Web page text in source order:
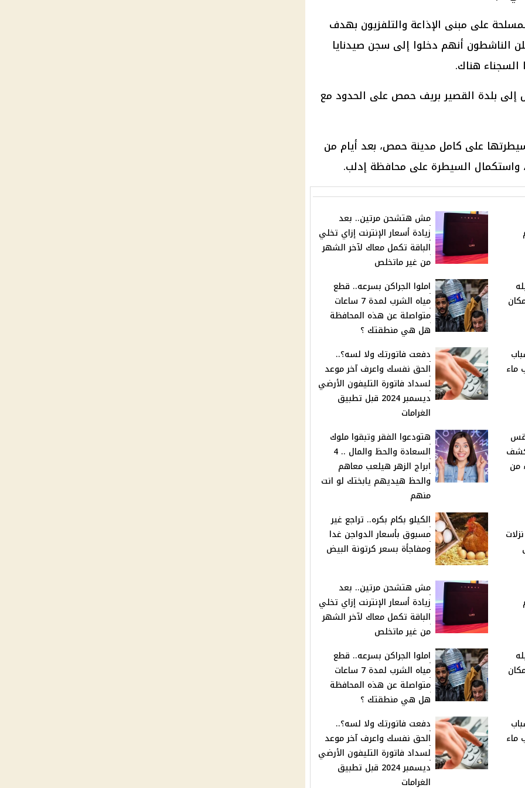
على مبنى الإذاعة والتلفزيون بهدف
الناشطون أنهم دخلوا إلى سجن صيدنايا
هناك.
إلى بلدة القصير بريف حمص على الحدود مع
على كامل مدينة حمص، بعد أيام من
السيطرة على محافظة إدلب.
مش هتشحن مرتين.. بعد
زيادة أسعار الإنترنت إزاي تخلي
الباقة تكمل معاك لآخر الشهر
من غير ماتخلص
املوا الجراكن بسرعه.. قطع
مياه الشرب لمدة 7 ساعات
متواصلة عن هذه المحافظة
هل هي منطقتك ؟
10 أسباب
ماء
دفعت فاتورتك ولا لسه؟..
الحق نفسك واعرف آخر موعد
لسداد فاتورة التليفون الأرضي
ديسمبر 2024 قبل تطبيق
الغرامات
من
هتودعوا الفقر وتبقوا ملوك
السعادة والحظ والمال .. 4
ابراج الزهر هيلعب معاهم
والحظ هيديهم يابختك لو انت
منهم
الكيلو بكام بكره.. تراجع غير
مسبوق بأسعار الدواجن غدا
ومفاجأة بسعر كرتونة البيض
مش هتشحن مرتين.. بعد
زيادة أسعار الإنترنت إزاي تخلي
الباقة تكمل معاك لآخر الشهر
من غير ماتخلص
املوا الجراكن بسرعه.. قطع
مياه الشرب لمدة 7 ساعات
متواصلة عن هذه المحافظة
هل هي منطقتك ؟
10 أسباب
ماء
دفعت فاتورتك ولا لسه؟..
الحق نفسك واعرف آخر موعد
لسداد فاتورة التليفون الأرضي
ديسمبر 2024 قبل تطبيق
الغرامات